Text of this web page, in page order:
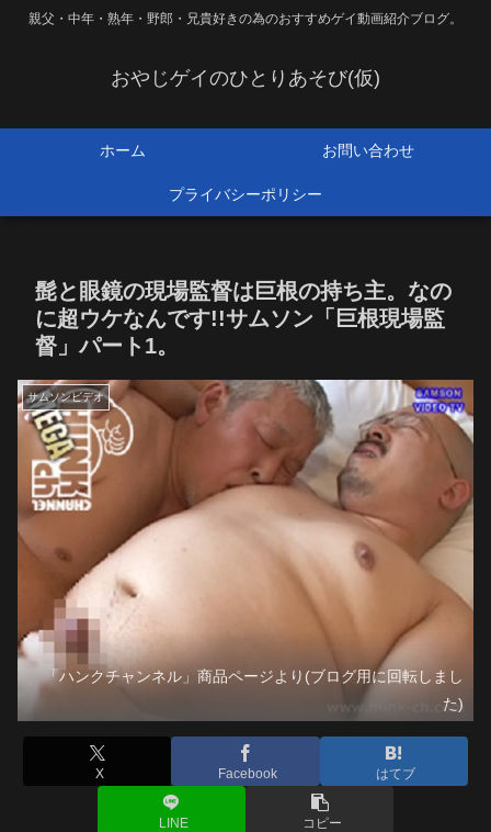
親父・中年・熟年・野郎・兄貴好きの為のおすすめゲイ動画紹介ブログ。
おやじゲイのひとりあそび(仮)
ホーム お問い合わせ
プライバシーポリシー
髭と眼鏡の現場監督は巨根の持ち主。なの
に超ウケなんです!!サムソン「巨根現場監
督」パート1。
サムソンビデオ
「ハンクチャンネル」商品ページより(ブログ用に回転しまし
た)
X Facebook はてブ
LINE コピー